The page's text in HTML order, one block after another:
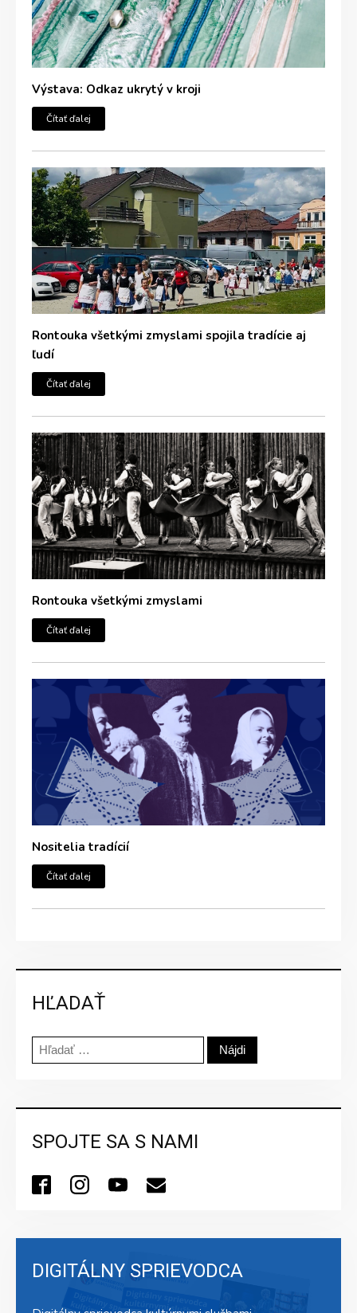
Výstava: Odkaz ukrytý v kroji
Čítať ďalej
Rontouka všetkými zmyslami spojila tradície aj
ľudí
Čítať ďalej
Rontouka všetkými zmyslami
Čítať ďalej
Nositelia tradícií
Čítať ďalej
HĽADAŤ
Hľadať:
SPOJTE SA S NAMI
DIGITÁLNY SPRIEVODCA